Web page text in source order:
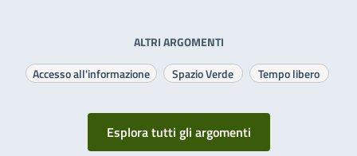
ALTRI ARGOMENTI
Accesso all'informazione
Spazio Verde Tempo libero
Esplora tutti gli argomenti